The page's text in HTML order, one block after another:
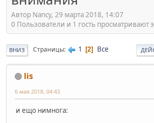
Автор Nancy, 29 марта 2018, 14:07
0 Пользователи и 1 гость просматривают
ВНИЗ Страницы 1 2 Все
lis
6 мая 2018, 04:43
и ещо нимнога: